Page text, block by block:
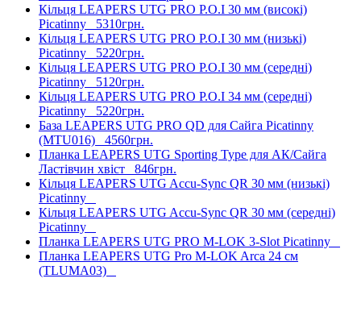
Кільця LEAPERS UTG PRO P.O.I 30 мм (високі)
Picatinny 5310грн.
Кільця LEAPERS UTG PRO P.O.I 30 мм (низькі)
Picatinny 5220грн.
Кільця LEAPERS UTG PRO P.O.I 30 мм (середні)
Picatinny 5120грн.
Кільця LEAPERS UTG PRO P.O.I 34 мм (середні)
Picatinny 5220грн.
База LEAPERS UTG PRO QD для Сайга Picatinny
(MTU016) 4560грн.
Планка LEAPERS UTG Sporting Type для АК/Сайга
Ластівчин хвіст 846грн.
Кільця LEAPERS UTG Accu-Sync QR 30 мм (низькі)
Picatinny
Кільця LEAPERS UTG Accu-Sync QR 30 мм (середні)
Picatinny
Планка LEAPERS UTG PRO M-LOK 3-Slot Picatinny
Планка LEAPERS UTG Pro M-LOK Arca 24 см
(TLUMA03)